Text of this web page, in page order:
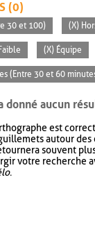
(0)
30 et 100) (X)
(X) Équipe
(Entre 30 et 60
donné aucun
est
autour
souvent
votre recherche
.